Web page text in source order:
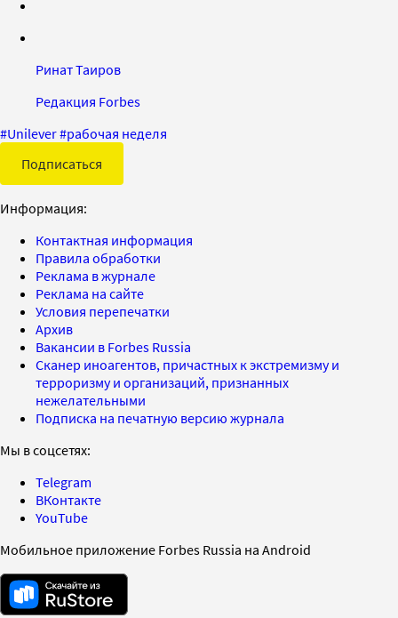
Ринат Таиров
Редакция Forbes
#Unilever#рабочая неделя
Подписаться
Информация:
Контактная информация
Правила обработки
Реклама в журнале
Реклама на сайте
Условия перепечатки
Архив
Вакансии в Forbes Russia
Сканер иноагентов, причастных к экстремизму и
терроризму и организаций, признанных
нежелательными
Подписка на печатную версию журнала
Мы в соцсетях:
Telegram
ВКонтакте
YouTube
Мобильное приложение Forbes Russia на Android